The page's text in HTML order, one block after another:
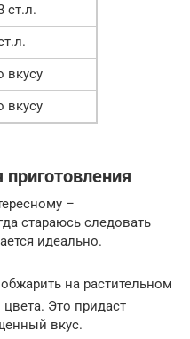
ст.л.
вкусу
вкусу
–
стараюсь следовать
идеально.
на растительном
Это придаст
вкус.